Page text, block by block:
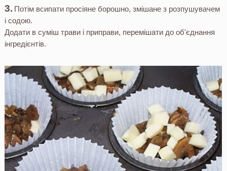
Потім всипати просіяне борошно, змішане з розпушувачем
і содою.
Додати в суміш трави і приправи, перемішати до об'єднання
інгредієнтів.